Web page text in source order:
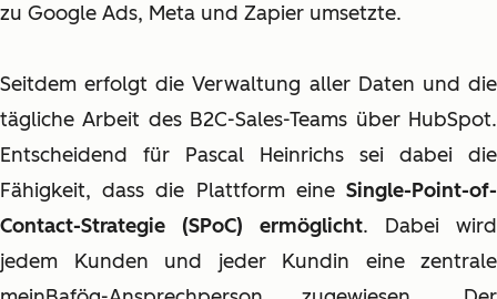
zu Google Ads, Meta und Zapier umsetzte.
Seitdem erfolgt die Verwaltung aller Daten und die
tägliche Arbeit des B2C-Sales-Teams über HubSpot.
Entscheidend für Pascal Heinrichs sei dabei die
Fähigkeit, dass die Plattform eine Single-Point-of-
Contact-Strategie (SPoC) ermöglicht. Dabei wird
jedem Kunden und jeder Kundin eine zentrale